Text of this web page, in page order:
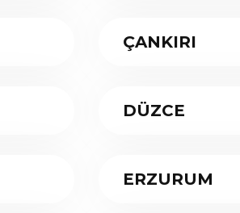
ÇANKIRI
DÜZCE
ERZURUM